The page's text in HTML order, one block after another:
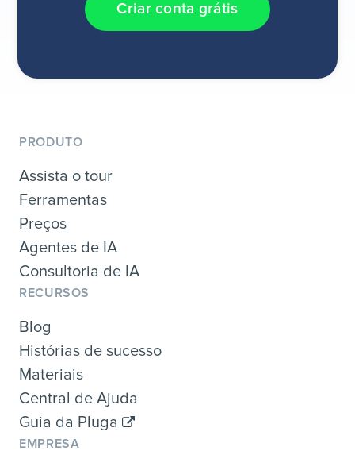
Criar conta grátis
PRODUTO
Assista o tour
Ferramentas
Preços
Agentes de IA
Consultoria de IA
RECURSOS
Blog
Histórias de sucesso
Materiais
Central de Ajuda
Guia da Pluga
EMPRESA